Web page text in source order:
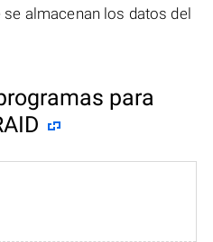
almacenan los datos del
para